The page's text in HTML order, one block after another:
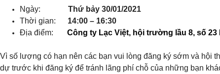
Ngày: Thứ bảy 30/01/2021
Thời gian: 14:00 – 16:30
Địa điểm: Công ty Lạc Việt, hội trường lầu 8, số
Vì số lượng có hạn nên các bạn vui lòng đăng ký sớm và hội
dự trước khi đăng ký để tránh lãng phí chỗ của những bạn